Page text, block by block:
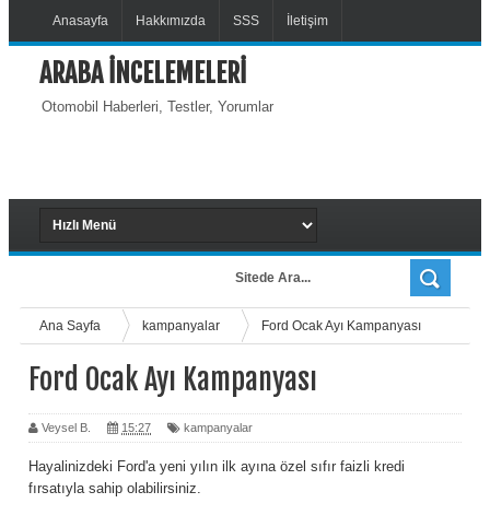
Anasayfa Hakkımızda SSS İletişim
ARABA İNCELEMELERİ
Otomobil Haberleri, Testler, Yorumlar
Ana Sayfa kampanyalar Ford Ocak Ayı Kampanyası
Ford Ocak Ayı Kampanyası
Veysel B. 15:27 kampanyalar
Hayalinizdeki Ford'a yeni yılın ilk ayına özel sıfır faizli kredi
fırsatıyla sahip olabilirsiniz.